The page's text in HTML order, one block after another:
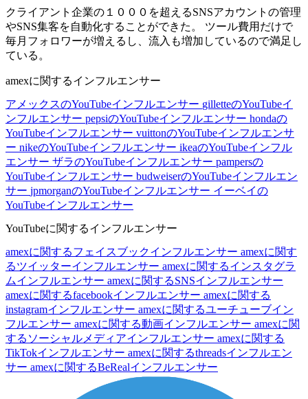
クライアント企業の１０００を超えるSNSアカウントの管理
やSNS集客を自動化することができた。 ツール費用だけで
毎月フォロワーが増えるし、流入も増加しているので満足し
ている。
amexに関するインフルエンサー
アメックスのYouTubeインフルエンサー gilletteのYouTubeイ
ンフルエンサー pepsiのYouTubeインフルエンサー hondaの
YouTubeインフルエンサー vuittonのYouTubeインフルエンサ
ー nikeのYouTubeインフルエンサー ikeaのYouTubeインフル
エンサー ザラのYouTubeインフルエンサー pampersの
YouTubeインフルエンサー budweiserのYouTubeインフルエン
サー jpmorganのYouTubeインフルエンサー イーベイの
YouTubeインフルエンサー
YouTubeに関するインフルエンサー
amexに関するフェイスブックインフルエンサー amexに関す
るツイッターインフルエンサー amexに関するインスタグラ
ムインフルエンサー amexに関するSNSインフルエンサー
amexに関するfacebookインフルエンサー amexに関する
instagramインフルエンサー amexに関するユーチューブイン
フルエンサー amexに関する動画インフルエンサー amexに関
するソーシャルメディアインフルエンサー amexに関する
TikTokインフルエンサー amexに関するthreadsインフルエン
サー amexに関するBeRealインフルエンサー